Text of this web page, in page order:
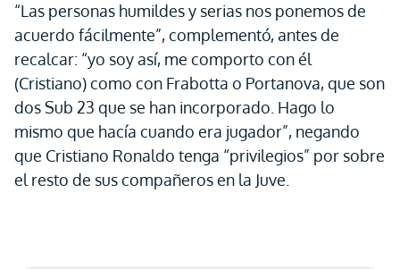
“Las personas humildes y serias nos ponemos de
acuerdo fácilmente”, complementó, antes de
recalcar: “yo soy así, me comporto con él
(Cristiano) como con Frabotta o Portanova, que son
dos Sub 23 que se han incorporado. Hago lo
mismo que hacía cuando era jugador”, negando
que Cristiano Ronaldo tenga “privilegios” por sobre
el resto de sus compañeros en la Juve.